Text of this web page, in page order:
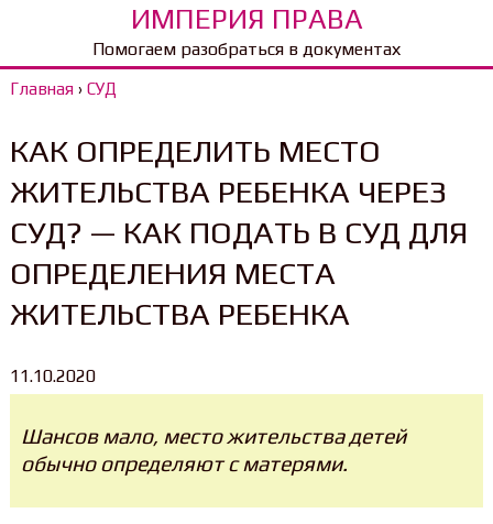
ИМПЕРИЯ ПРАВА
Помогаем разобраться в документах
Главная› СУД
КАК ОПРЕДЕЛИТЬ МЕСТО
ЖИТЕЛЬСТВА РЕБЕНКА ЧЕРЕЗ
СУД? — КАК ПОДАТЬ В СУД ДЛЯ
ОПРЕДЕЛЕНИЯ МЕСТА
ЖИТЕЛЬСТВА РЕБЕНКА
11.10.2020
Шансов мало, место жительства детей
обычно определяют с матерями.